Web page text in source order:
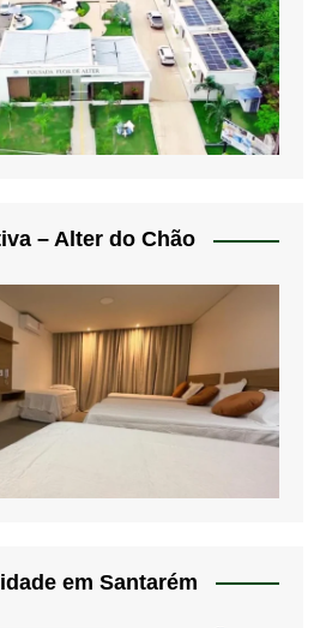
– Alter do Chão
em Santarém